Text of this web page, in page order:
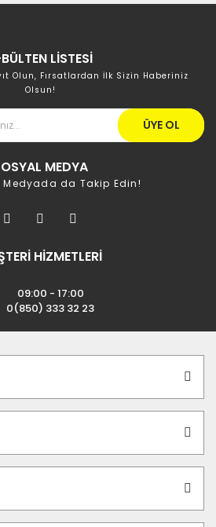
LİSTESİ
Olun, Fırsatlardan İlk Sizin Haberiniz
Olsun!
ÜYE OL
MEDYA
Medyada da Takip Edin!
HİZMETLERİ
09:00 - 17:00
0(850) 333 32 23